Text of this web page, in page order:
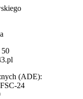
(ADE):
24